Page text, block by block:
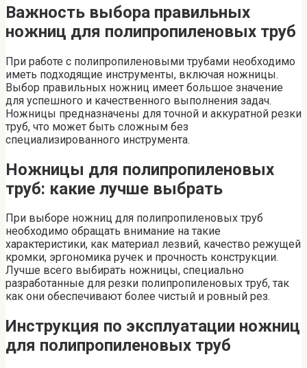
Важность выбора правильных
ножниц для полипропиленовых труб
При работе с полипропиленовыми трубами необходимо
иметь подходящие инструменты, включая ножницы.
Выбор правильных ножниц имеет большое значение
для успешного и качественного выполнения задач.
Ножницы предназначены для точной и аккуратной резки
труб, что может быть сложным без
специализированного инструмента.
Ножницы для полипропиленовых
труб: какие лучше выбрать
При выборе ножниц для полипропиленовых труб
необходимо обращать внимание на такие
характеристики, как материал лезвий, качество режущей
кромки, эргономика ручек и прочность конструкции.
Лучше всего выбирать ножницы, специально
разработанные для резки полипропиленовых труб, так
как они обеспечивают более чистый и ровный рез.
Инструкция по эксплуатации ножниц
для полипропиленовых труб